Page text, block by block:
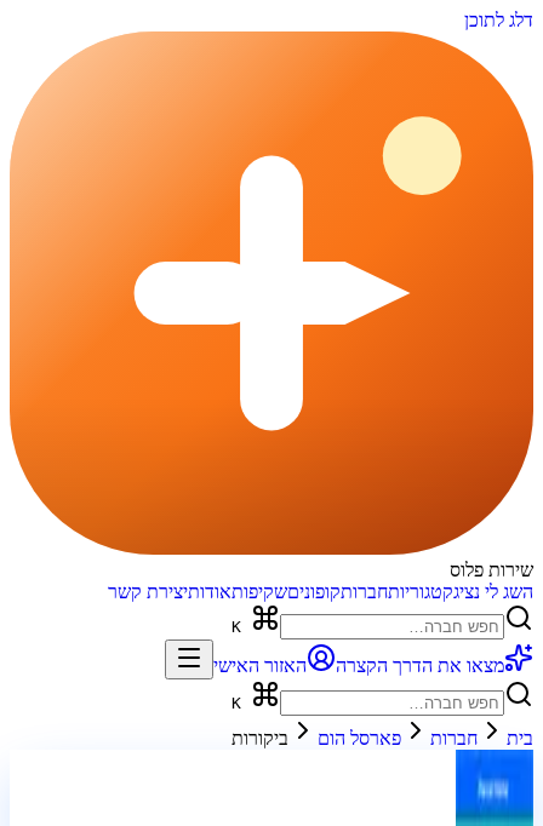
דלג לתוכן
שירות פלוס
השג לי נציגקטגוריותחברותקופוניםשקיפותאודותיצירת קשר
מצאו את הדרך הקצרה האזור האישי
בית חברות פארסל הום ביקורות